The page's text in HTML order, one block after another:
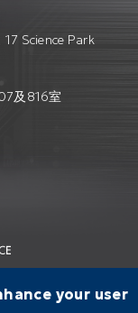
Science Park
及816室
私隱政策
your user